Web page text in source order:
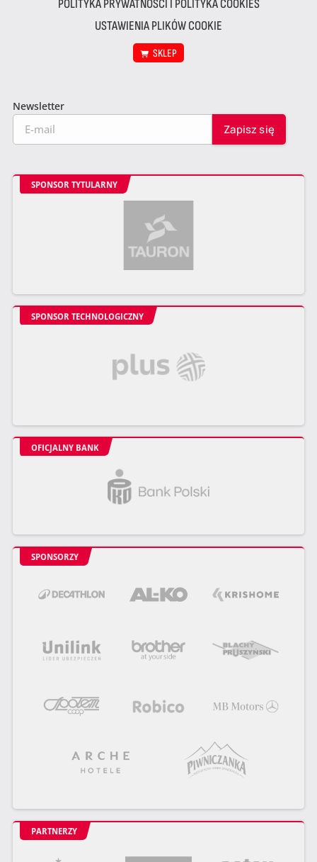
POLITYKA PRYWATNOŚCI I POLITYKA COOKIES
USTAWIENIA PLIKÓW COOKIE
SKLEP
Newsletter
SPONSOR TYTULARNY
SPONSOR TECHNOLOGICZNY
OFICJALNY BANK
SPONSORZY
PARTNERZY